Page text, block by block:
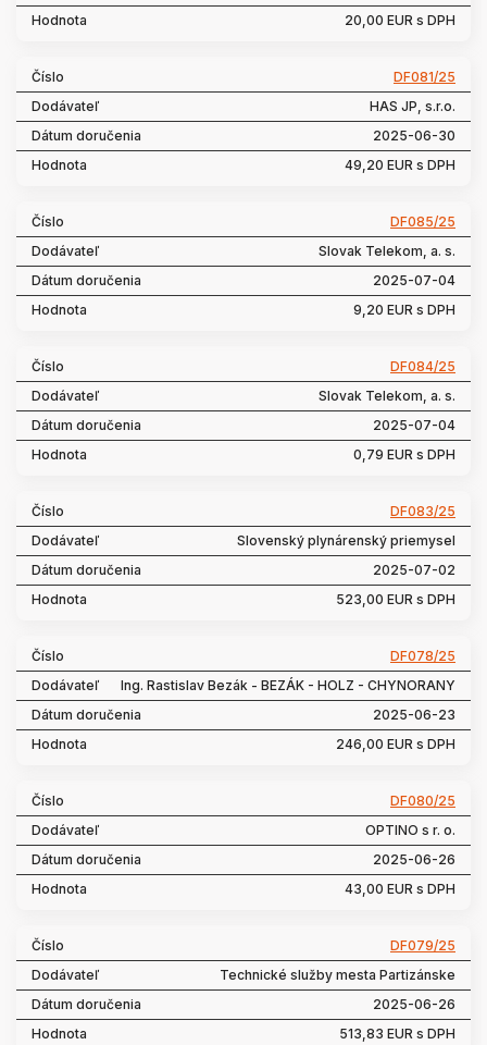
20,00 EUR s DPH
DF081/25
HAS JP, s.r.o.
2025-06-30
49,20 EUR s DPH
DF085/25
Slovak Telekom, a. s.
2025-07-04
9,20 EUR s DPH
DF084/25
Slovak Telekom, a. s.
2025-07-04
0,79 EUR s DPH
DF083/25
Slovenský plynárenský priemysel
2025-07-02
523,00 EUR s DPH
DF078/25
Ing. Rastislav Bezák - BEZÁK - HOLZ - CHYNORANY
2025-06-23
246,00 EUR s DPH
DF080/25
OPTINO s r. o.
2025-06-26
43,00 EUR s DPH
DF079/25
Technické služby mesta Partizánske
2025-06-26
513,83 EUR s DPH